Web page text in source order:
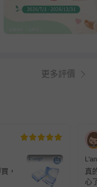
更多評價
真
心